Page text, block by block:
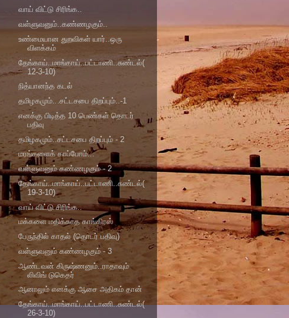
வாய் விட்டு சிரிங்க..
வள்ளுவனும்..கண்ணழகும்..
உண்மையான துறவிகள் யார்..ஒரு
விளக்கம்
தேங்காய்..மாங்காய்..பட்டாணி..சுண்டல்(
12-3-10)
நித்யானந்த கடல்
தமிழகமும்...சட்டசபை திறப்பும்..-1
எனக்கு பிடித்த 10 பெண்கள் தொடர்
பதிவு
தமிழகமும்..சட்டசபை திறப்பும் - 2
மரங்களைக் காப்போம்...
வள்ளுவனும் கண்ணழகும் - 2
தேங்காய்..மாங்காய்..பட்டாணி..சுண்டல்(
19-3-10)
வாய் விட்டு சிரிங்க..
மக்களை மதிக்காத காங்கிரஸ்
பேருந்தில் காதல் (தொடர் பதிவு)
வள்ளுவனும் கண்ணழகும் - 3
ஆண்டவன் கிருஷ்ணனும்..ராதாவும்
லிவிங் டுகெதர்
ஆனாலும் எனக்கு ஆசை அதிகம் தான்
தேங்காய்..மாங்காய்..பட்டாணி..சுண்டல்(
26-3-10)